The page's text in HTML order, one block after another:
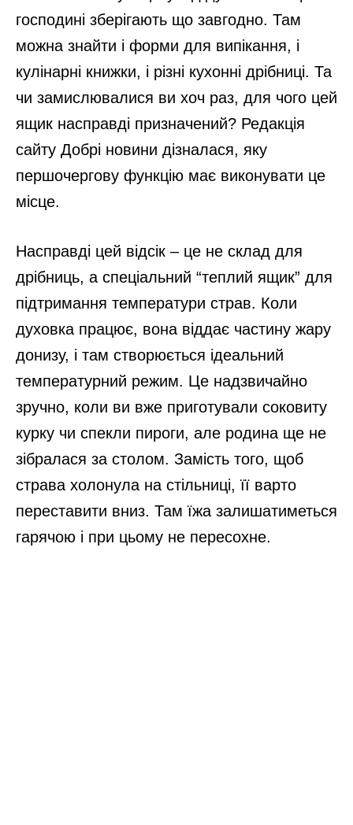
господині зберігають що завгодно. Там
можна знайти і форми для випікання, і
кулінарні книжки, і різні кухонні дрібниці. Та
чи замислювалися ви хоч раз, для чого цей
ящик насправді призначений? Редакція
сайту Добрі новини дізналася, яку
першочергову функцію має виконувати це
місце.
Насправді цей відсік – це не склад для
дрібниць, а спеціальний “теплий ящик” для
підтримання температури страв. Коли
духовка працює, вона віддає частину жару
донизу, і там створюється ідеальний
температурний режим. Це надзвичайно
зручно, коли ви вже приготували соковиту
курку чи спекли пироги, але родина ще не
зібралася за столом. Замість того, щоб
страва холонула на стільниці, її варто
переставити вниз. Там їжа залишатиметься
гарячою і при цьому не пересохне.